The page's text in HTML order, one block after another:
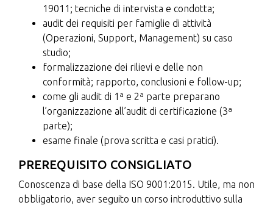
19011; tecniche di intervista e condotta;
audit dei requisiti per famiglie di attività
(Operazioni, Support, Management) su caso
studio;
formalizzazione dei rilievi e delle non
conformità; rapporto, conclusioni e follow-up;
come gli audit di 1ª e 2ª parte preparano
l’organizzazione all’audit di certificazione (3ª
parte);
esame finale (prova scritta e casi pratici).
PREREQUISITO CONSIGLIATO
Conoscenza di base della ISO 9001:2015. Utile, ma non
obbligatorio, aver seguito un corso introduttivo sulla